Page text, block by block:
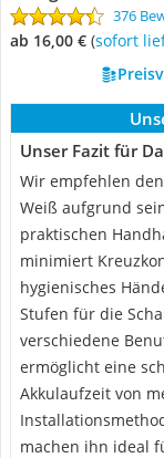
376
ab 16,00 € ( Sofort
Unser Fazit für
Wir empfehlen
Weiß aufgrund
praktischen
minimiert
hygienisches
Stufen für die
verschiedene
ermöglicht eine
Akkulaufzeit von
machen ihn ideal